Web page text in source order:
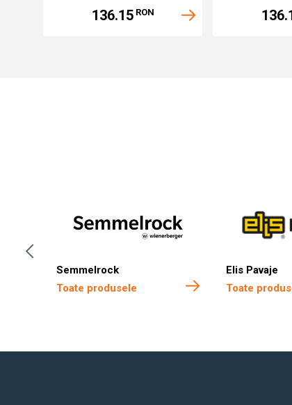
136.15 RON
Semmelrock
Toate produsele
Elis Pavaje
Toate